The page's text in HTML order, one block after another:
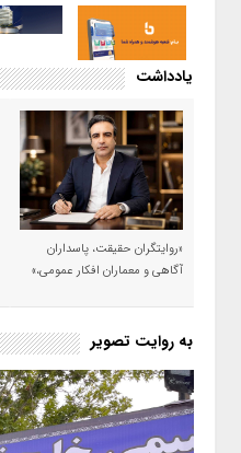
یادداشت
«روایتگران حقیقت، پاسداران
آگاهی و معماران افکار عمومی،»
به روایت تصویر